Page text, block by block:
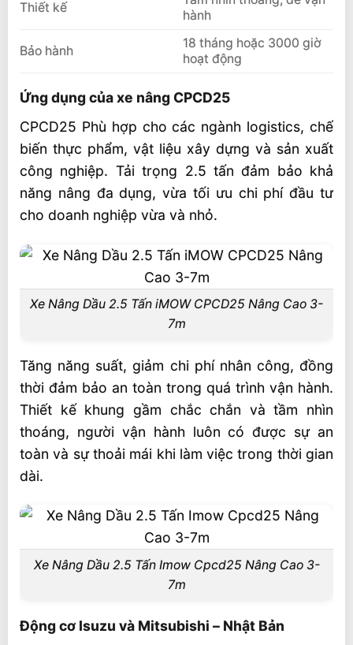
Thiết kế
hành
Bảo hành
18 tháng hoặc 3000 giờ
hoạt động
Ứng dụng của xe nâng CPCD25
CPCD25 Phù hợp cho các ngành logistics, chế
biến thực phẩm, vật liệu xây dựng và sản xuất
công nghiệp. Tải trọng 2.5 tấn đảm bảo khả
năng nâng đa dụng, vừa tối ưu chi phí đầu tư
cho doanh nghiệp vừa và nhỏ.
Xe Nâng Dầu 2.5 Tấn iMOW CPCD25 Nâng Cao 3-
7m
Tăng năng suất, giảm chi phí nhân công, đồng
thời đảm bảo an toàn trong quá trình vận hành.
Thiết kế khung gầm chắc chắn và tầm nhìn
thoáng, người vận hành luôn có được sự an
toàn và sự thoải mái khi làm việc trong thời gian
dài.
Xe Nâng Dầu 2.5 Tấn Imow Cpcd25 Nâng Cao 3-
7m
Động cơ Isuzu và Mitsubishi – Nhật Bản